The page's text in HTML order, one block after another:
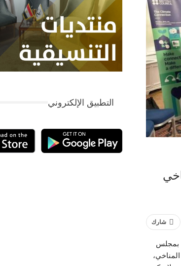
شارك
بمجلس
التطبيق الإلكتروني